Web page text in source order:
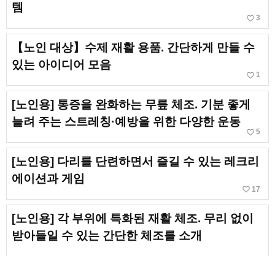
템
favorite_border 3
【노인 대상】수제 재활 용품. 간단하게 만들 수
있는 아이디어 모음
favorite_border 1
[노인용] 통증을 완화하는 무릎 체조. 기분 좋게
늘려 주는 스트레칭·예방을 위한 다양한 운동
favorite_border 5
[노인용] 다리를 단련하면서 즐길 수 있는 레크리
에이션과 게임
favorite_border 17
[노인용] 각 부위에 특화된 재활 체조. 무리 없이
받아들일 수 있는 간단한 체조를 소개